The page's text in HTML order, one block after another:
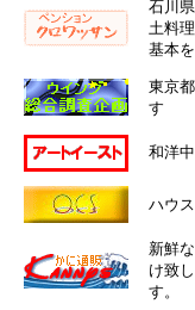
石川
土料
基本
東京
す
和洋
ハウ
新鮮
け致
す。